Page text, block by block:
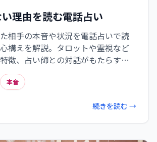
理由を読む電話占い
相手の本音や状況を電話占いで読
構えを解説。タロットや霊視など
徴、占い師との対話がもたらす心
して鑑定結果を健全に受け止める
不安な気持ちに寄り添いながら
す。
本音
続きを読む →